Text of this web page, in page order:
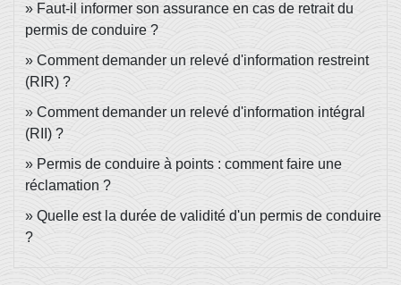
Faut-il informer son assurance en cas de retrait du
permis de conduire ?
Comment demander un relevé d'information restreint
(RIR) ?
Comment demander un relevé d'information intégral
(RII) ?
Permis de conduire à points : comment faire une
réclamation ?
Quelle est la durée de validité d'un permis de conduire
?